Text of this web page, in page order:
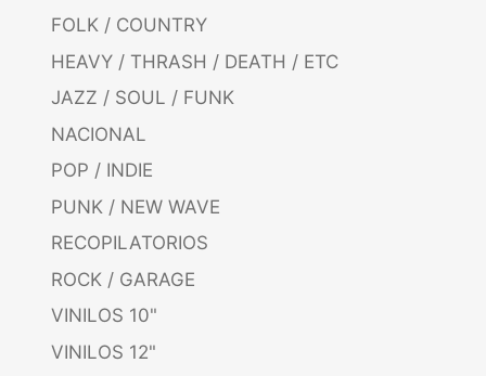
FOLK / COUNTRY
HEAVY / THRASH / DEATH / ETC
JAZZ / SOUL / FUNK
NACIONAL
POP / INDIE
PUNK / NEW WAVE
RECOPILATORIOS
ROCK / GARAGE
VINILOS 10"
VINILOS 12"